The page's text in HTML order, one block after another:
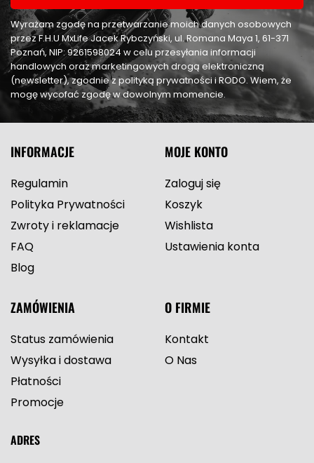
Wyrażam zgodę na przetwarzanie moich danych osobowych
przez F.H.U MxLife Jacek Rybczyński, ul. Romana Maya 1, 61-371
Poznań, NIP: 9261598024 w celu przesyłania informacji
handlowych oraz marketingowych drogą elektroniczną
(newsletter), zgodnie z polityką prywatności i RODO. Wiem, że
mogę wycofać zgodę w dowolnym momencie.
INFORMACJE
Regulamin
Polityka Prywatności
Zwroty i reklamacje
FAQ
Blog
MOJE KONTO
Zaloguj się
Koszyk
Wishlista
Ustawienia konta
ZAMÓWIENIA
Status zamówienia
Wysyłka i dostawa
Płatności
Promocje
O FIRMIE
Kontakt
O Nas
ADRES